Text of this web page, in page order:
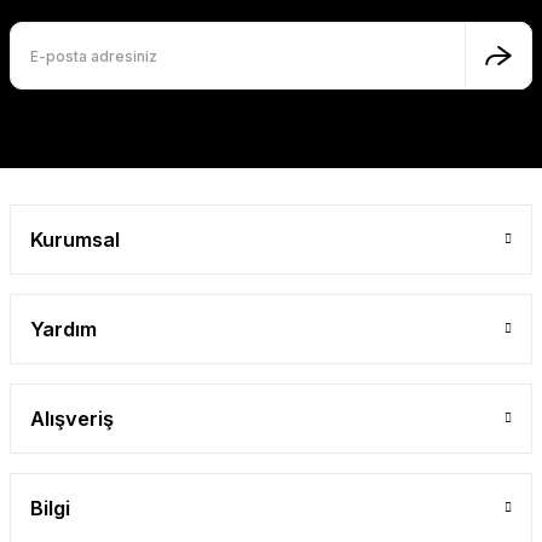
Kurumsal
Yardım
Alışveriş
Bilgi